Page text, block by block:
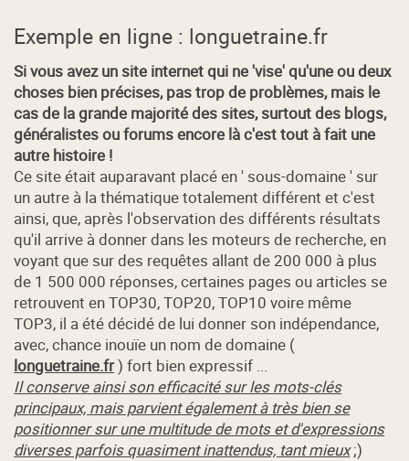
Exemple en ligne : longuetraine.fr
Si vous avez un site internet qui ne 'vise' qu'une ou deux
choses bien précises, pas trop de problèmes, mais le
cas de la grande majorité des sites, surtout des blogs,
généralistes ou forums encore là c'est tout à fait une
autre histoire !
Ce site était auparavant placé en ' sous-domaine ' sur
un autre à la thématique totalement différent et c'est
ainsi, que, après l'observation des différents résultats
qu'il arrive à donner dans les moteurs de recherche, en
voyant que sur des requêtes allant de 200 000 à plus
de 1 500 000 réponses, certaines pages ou articles se
retrouvent en TOP30, TOP20, TOP10 voire même
TOP3, il a été décidé de lui donner son indépendance,
avec, chance inouïe un nom de domaine (
longuetraine.fr) fort bien expressif ...
Il conserve ainsi son efficacité sur les mots-clés
principaux, mais parvient également à très bien se
positionner sur une multitude de mots et d'expressions
diverses parfois quasiment inattendus, tant mieux;)